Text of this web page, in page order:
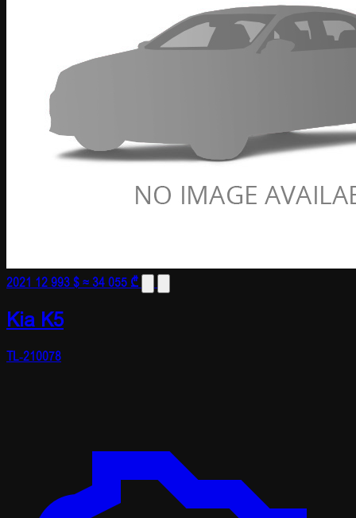
2021 12 993 $≈ 34 055 ₾
Kia K5
TL-210078